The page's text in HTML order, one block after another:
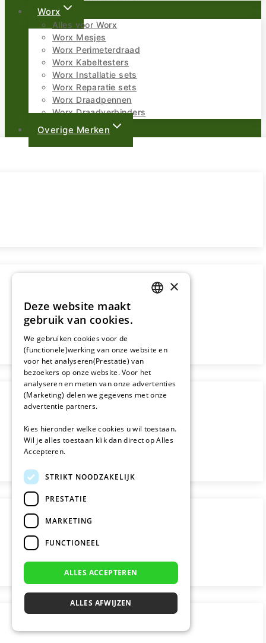
Worx
Alles voor Worx
Worx Mesjes
Worx Perimeterdraad
Worx Kabeltesters
Worx Installatie sets
Worx Reparatie sets
Worx Draadpennen
Worx Draadverbinders
Overige Merken
GERMAN
×
Deze website maakt
gebruik van cookies.
We gebruiken cookies voor de
(functionele)werking van onze website en
voor het analyseren(Prestatie) van
bezoekers op onze website. Voor het
analyseren en meten van onze advertenties
(Marketing) delen we gegevens met onze
advertentie partners.
Kies hieronder welke cookies u wil toestaan.
Wil je alles toestaan klik dan direct op Alles
Accepteren.
STRIKT NOODZAKELIJK
PRESTATIE
MARKETING
FUNCTIONEEL
ALLES ACCEPTEREN
ALLES AFWIJZEN